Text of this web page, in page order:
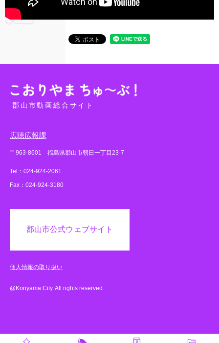
郡山市動画総合サイト
広聴広報課
〒963-8601 福島県郡山市朝日一丁目23-7
Tel：024-924-2061
Fax：024-924-3180
郡山市公式ウェブサイト
個人情報の取り扱い
@Koriyama City. All rights reserved.